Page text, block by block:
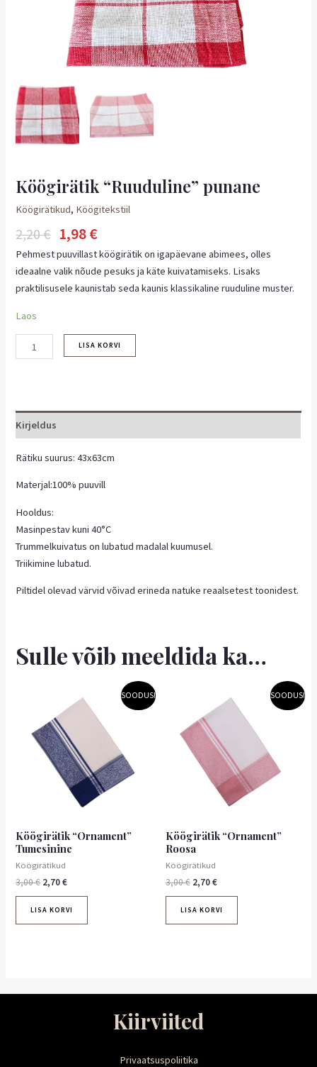
Köögirätik “Ruuduline” punane
Köögirätikud, Köögitekstiil
2,20€ 1,98€
Pehmest puuvillast köögirätik on igapäevane abimees, olles
ideaalne valik nõude pesuks ja käte kuivatamiseks. Lisaks
praktilisusele kaunistab seda kaunis klassikaline ruuduline muster.
Laos
LISA KORVI
Kirjeldus
Rätiku suurus: 43x63cm
Materjal:100% puuvill
Hooldus:
Masinpestav kuni 40°C
Trummelkuivatus on lubatud madalal kuumusel.
Triikimine lubatud.
Piltidel olevad värvid võivad erineda natuke reaalsetest toonidest.
Sulle võib meeldida ka…
SOODUS!
Köögirätik “Ornament”
Tumesinine
Köögirätikud
3,00€
oli:
3,00 €.
2,70€
hind
LISA KORVI
SOODUS!
Köögirätik “Ornament”
Roosa
Köögirätikud
3,00€
oli:
3,00 €.
2,70€
hind
LISA KORVI
Kiirviited
Privaatsuspoliitika